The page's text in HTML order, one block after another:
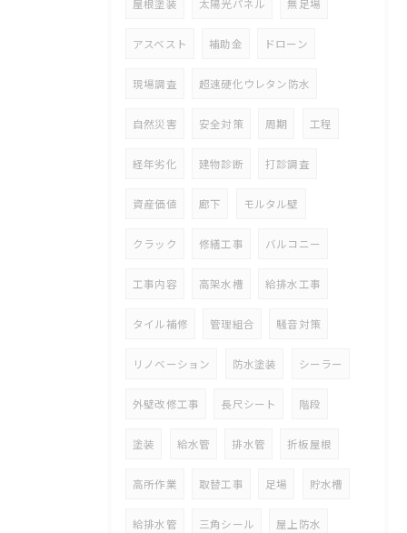
屋根塗装 太陽光パネル 無足場
アスベスト 補助金 ドローン
現場調査 超速硬化ウレタン防水
自然災害 安全対策 周期 工程
経年劣化 建物診断 打診調査
資産価値 廊下 モルタル壁
クラック 修繕工事 バルコニー
工事内容 高架水槽 給排水工事
タイル補修 管理組合 騒音対策
リノベーション 防水塗装 シーラー
外壁改修工事 長尺シート 階段
塗装 給水管 排水管 折板屋根
高所作業 取替工事 足場 貯水槽
給排水管 三角シール 屋上防水